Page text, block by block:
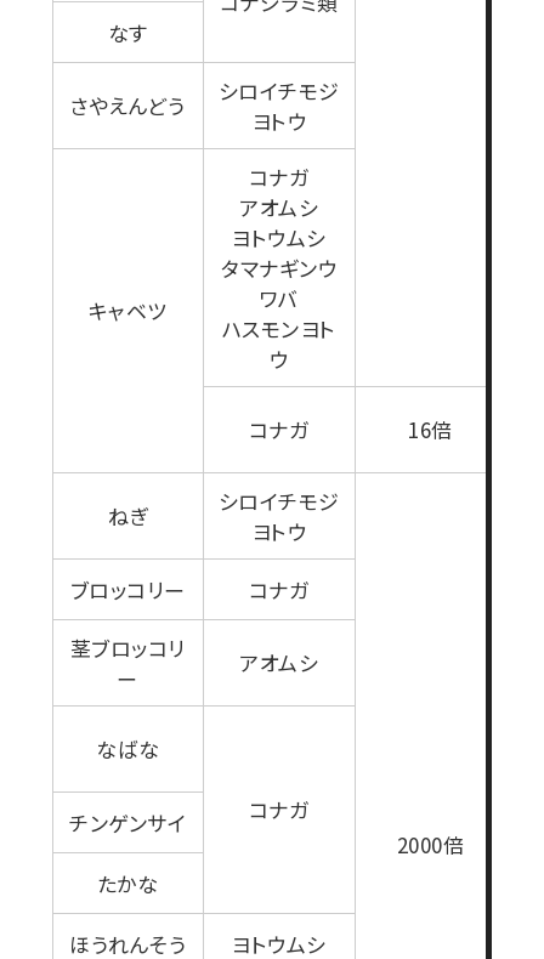
なす
さやえんどう
シロイチモジ
ヨトウ
キャベツ
コナガ
アオムシ
ヨトウムシ
タマナギンウ
ワバ
ハスモンヨト
ウ
コナガ 16倍
ねぎ
シロイチモジ
ヨトウ
2000倍
ブロッコリー
コナガ
茎ブロッコリ
ー
アオムシ
なばな
コナガ
チンゲンサイ
たかな
ほうれんそう
ヨトウムシ